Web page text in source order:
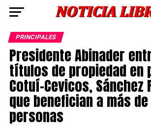
PRINCIPALES
Presidente Abinader
títulos de propiedad en
Cotuí-Cevicos, Sánchez
que benefician a más
personas